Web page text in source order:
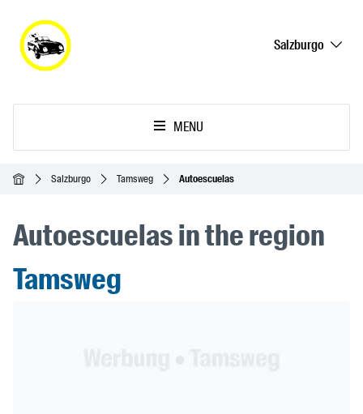
Salzburgo
MENU
Inicio Salzburgo Tamsweg Autoescuelas
Autoescuelas in the region
Tamsweg